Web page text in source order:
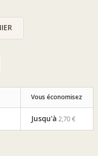
Vous économisez
Jusqu'à 2,70 €